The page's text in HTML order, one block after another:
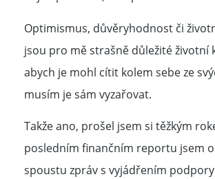
Optimismus, důvěryhodnost či
jsou pro mě strašně důležité životní
abych je mohl cítit kolem sebe ze
musím je sám vyzařovat.
Takže ano, prošel jsem si těžkým
posledním finančním reportu jsem
spoustu zpráv s vyjádřením